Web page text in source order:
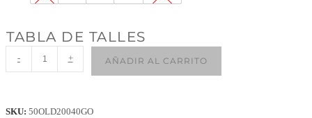
TABLA DE TALLES
- + AÑADIR AL CARRITO
SKU: 50OLD20040GO